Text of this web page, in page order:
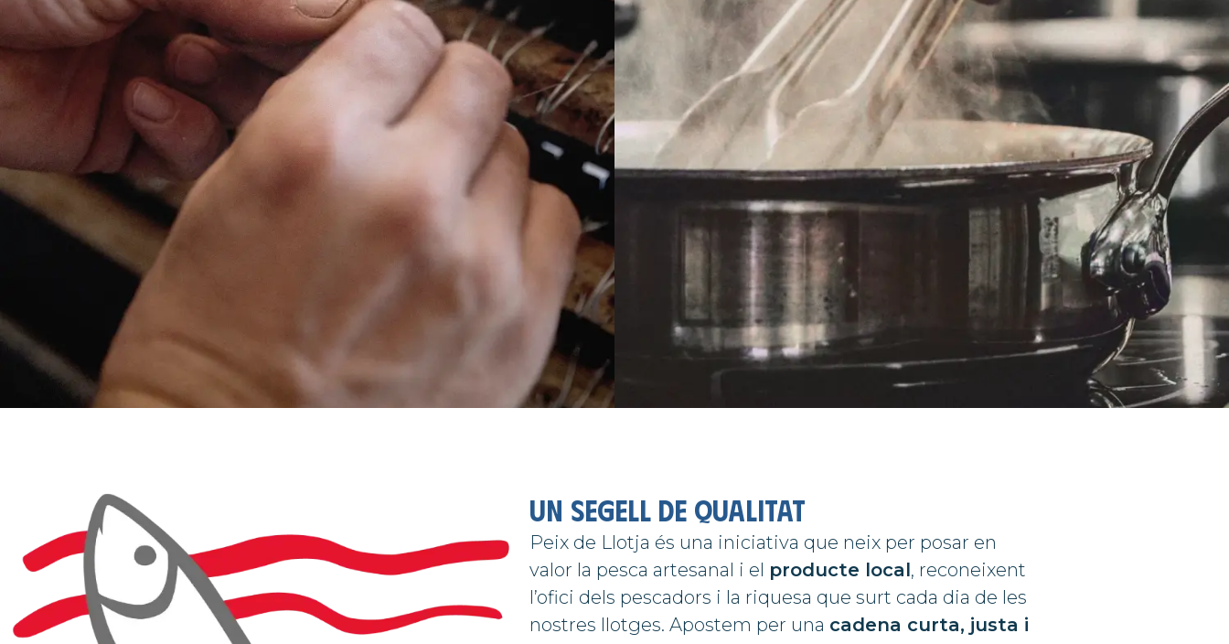
UN SEGELL DE QUALITAT
Peix de Llotja és una iniciativa que neix per posar en
valor la pesca artesanal i el producte local, reconeixent
l’ofici dels pescadors i la riquesa que surt cada dia de les
nostres llotges. Apostem per una cadena curta, justa i